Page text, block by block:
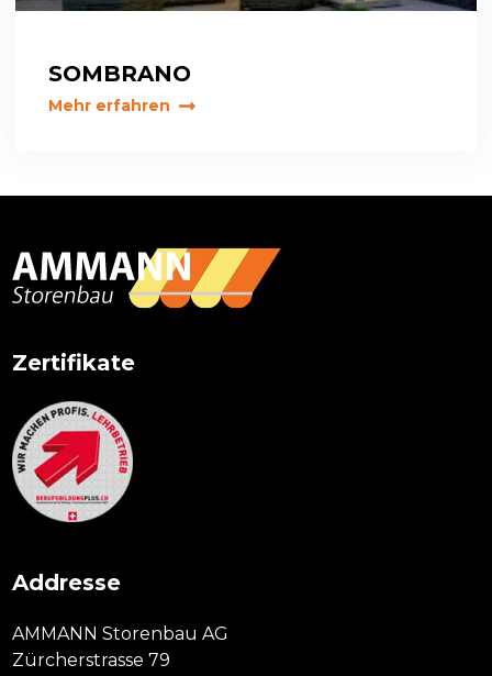
SOMBRANO
Mehr erfahren
Zertifikate
Addresse
AMMANN Storenbau AG
Zürcherstrasse 79